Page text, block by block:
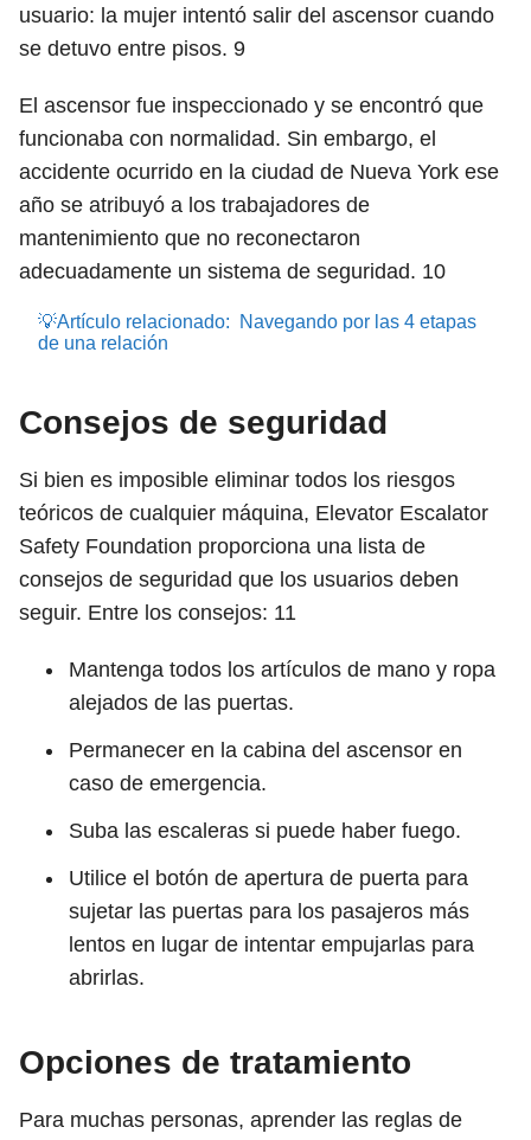
usuario: la mujer intentó salir del ascensor cuando
se detuvo entre pisos. 9
El ascensor fue inspeccionado y se encontró que
funcionaba con normalidad. Sin embargo, el
accidente ocurrido en la ciudad de Nueva York ese
año se atribuyó a los trabajadores de
mantenimiento que no reconectaron
adecuadamente un sistema de seguridad. 10
💡Artículo relacionado:
Navegando por las 4 etapas
de una relación
Consejos de seguridad
Si bien es imposible eliminar todos los riesgos
teóricos de cualquier máquina, Elevator Escalator
Safety Foundation proporciona una lista de
consejos de seguridad que los usuarios deben
seguir. Entre los consejos: 11
Mantenga todos los artículos de mano y ropa
alejados de las puertas.
Permanecer en la cabina del ascensor en
caso de emergencia.
Suba las escaleras si puede haber fuego.
Utilice el botón de apertura de puerta para
sujetar las puertas para los pasajeros más
lentos en lugar de intentar empujarlas para
abrirlas.
Opciones de tratamiento
Para muchas personas, aprender las reglas de